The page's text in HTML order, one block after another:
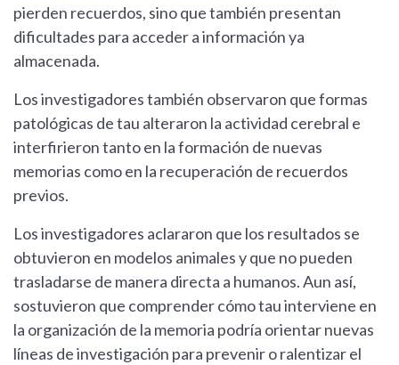
pierden recuerdos, sino que también presentan
dificultades para acceder a información ya
almacenada.
Los investigadores también observaron que formas
patológicas de tau alteraron la actividad cerebral e
interfirieron tanto en la formación de nuevas
memorias como en la recuperación de recuerdos
previos.
Los investigadores aclararon que los resultados se
obtuvieron en modelos animales y que no pueden
trasladarse de manera directa a humanos. Aun así,
sostuvieron que comprender cómo tau interviene en
la organización de la memoria podría orientar nuevas
líneas de investigación para prevenir o ralentizar el